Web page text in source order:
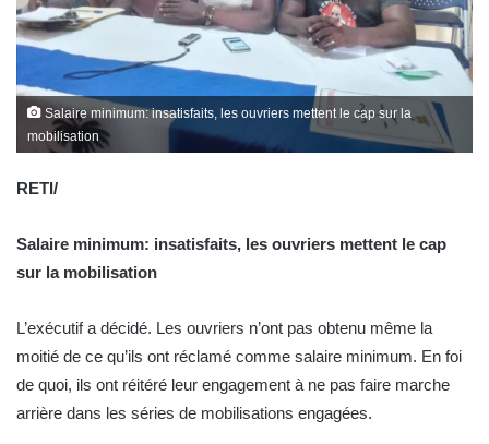
Salaire minimum: insatisfaits, les ouvriers mettent le cap sur la
mobilisation
RETI/
Salaire minimum: insatisfaits, les ouvriers mettent le cap
sur la mobilisation
L’exécutif a décidé. Les ouvriers n’ont pas obtenu même la
moitié de ce qu’ils ont réclamé comme salaire minimum. En foi
de quoi, ils ont réitéré leur engagement à ne pas faire marche
arrière dans les séries de mobilisations engagées.